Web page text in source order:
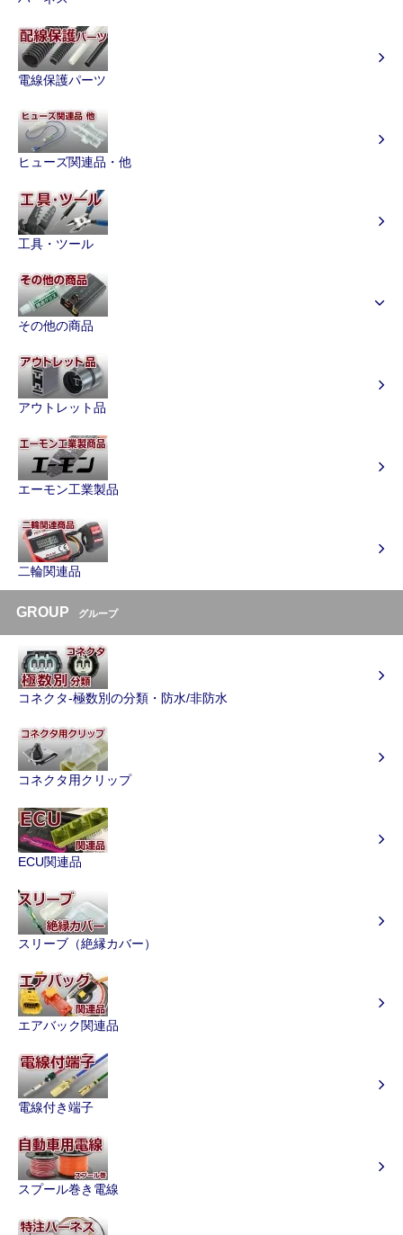
電線保護パーツ
ヒューズ関連品・他
工具・ツール
その他の商品
アウトレット品
エーモン工業製品
二輪関連品
GROUP グループ
コネクタ-極数別の分類・防水/非防水
コネクタ用クリップ
ECU関連品
スリーブ（絶縁カバー）
エアバック関連品
電線付き端子
スプール巻き電線